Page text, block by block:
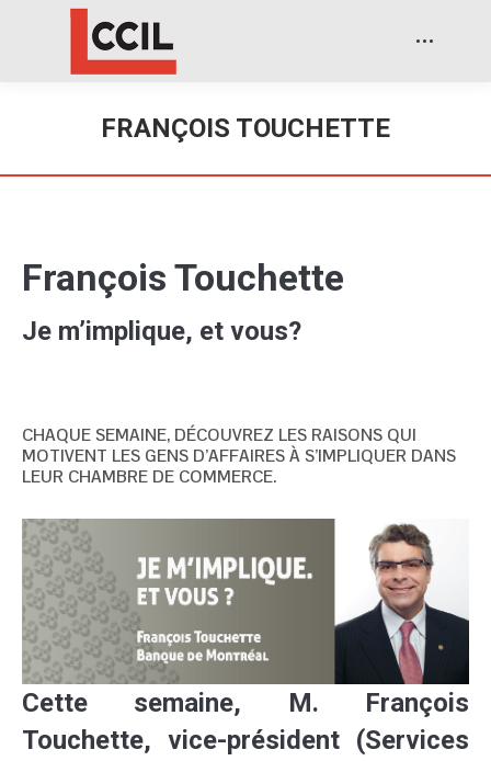
FRANÇOIS TOUCHETTE
François Touchette
Je m’implique, et vous?
CHAQUE SEMAINE, DÉCOUVREZ LES RAISONS QUI
MOTIVENT LES GENS D’AFFAIRES À S’IMPLIQUER DANS
LEUR CHAMBRE DE COMMERCE.
Cette semaine, M. François
Touchette, vice-président (Services